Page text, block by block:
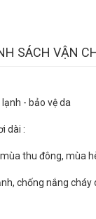
SÁCH VẬN
- bảo vệ da
dài :
thu đông, mùa
chống nắng